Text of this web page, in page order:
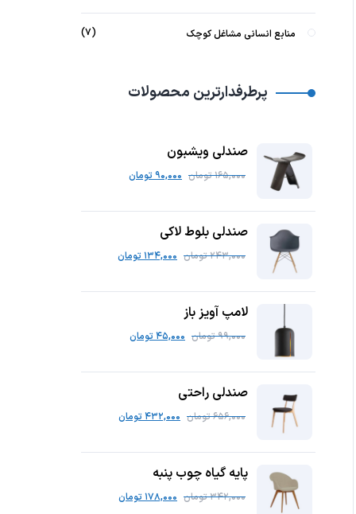
منابع انسانی مشاغل کوچک ۷
پرطرفدارترین محصولات
صندلی ویشبون
۱۶۵,۰۰۰تومان ۹۰,۰۰۰تومان
صندلی بلوط لاکی
۲۴۳,۰۰۰تومان ۱۳۴,۰۰۰تومان
لامپ آویز باز
۹۹,۰۰۰تومان ۴۵,۰۰۰تومان
صندلی راحتی
۶۵۶,۰۰۰تومان ۴۳۲,۰۰۰تومان
پایه گیاه چوب پنبه
۳۴۲,۰۰۰تومان ۱۷۸,۰۰۰تومان